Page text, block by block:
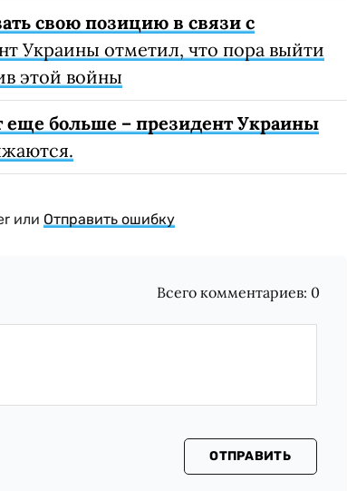
свою позицию в связи с
Украины отметил, что пора выйти
этой войны
еще больше – президент Украины
или Отправить ошибку
Всего комментариев: 0
ОТПРАВИТЬ